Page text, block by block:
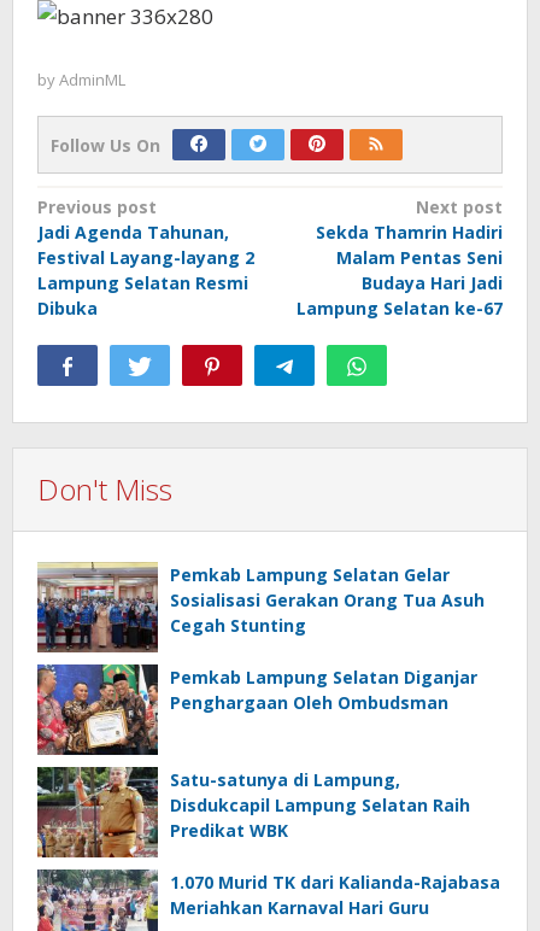
byAdminML
Follow Us On
Post
navigation
Previous post
Jadi Agenda Tahunan,
Festival Layang-layang 2
Lampung Selatan Resmi
Dibuka
Next post
Sekda Thamrin Hadiri
Malam Pentas Seni
Budaya Hari Jadi
Lampung Selatan ke-67
Don't Miss
Pemkab Lampung Selatan Gelar
Sosialisasi Gerakan Orang Tua Asuh
Cegah Stunting
Pemkab Lampung Selatan Diganjar
Penghargaan Oleh Ombudsman
Satu-satunya di Lampung,
Disdukcapil Lampung Selatan Raih
Predikat WBK
1.070 Murid TK dari Kalianda-Rajabasa
Meriahkan Karnaval Hari Guru